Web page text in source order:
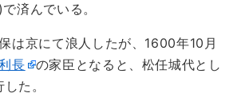
済んでいる。
は京にて浪人したが、1600年10月
長
の家臣となると、松任城代とし
た。